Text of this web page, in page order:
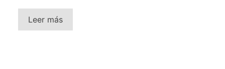
Leer más